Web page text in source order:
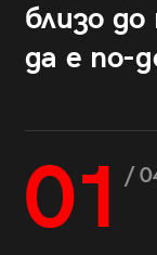
близо
да е по-
01 /